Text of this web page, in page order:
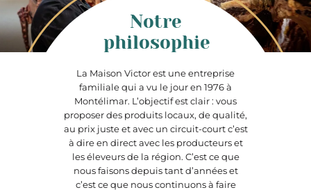
La Maison Victor est une entreprise
familiale qui a vu le jour en 1976 à
Montélimar. L’objectif est clair : vous
proposer des produits locaux, de qualité,
au prix juste et avec un circuit-court c’est
à dire en direct avec les producteurs et
les éleveurs de la région. C’est ce que
nous faisons depuis tant d’années et
c’est ce que nous continuons à faire
Notre
philosophie